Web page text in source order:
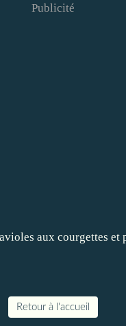
Publicité
Retour à l'accueil